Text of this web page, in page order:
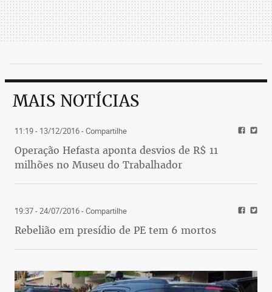
MAIS NOTÍCIAS
11:19 - 13/12/2016- Compartilhe
Operação Hefasta aponta desvios de R$ 11
milhões no Museu do Trabalhador
19:37 - 24/07/2016- Compartilhe
Rebelião em presídio de PE tem 6 mortos